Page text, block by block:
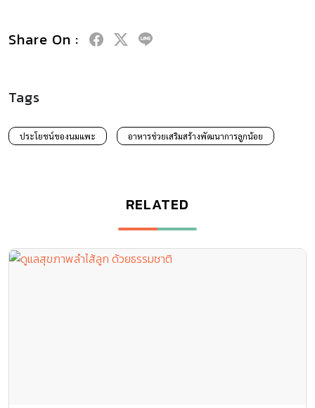
Share On :
Tags
ประโยชน์ของนมแพะ อาหารช่วยเสริมสร้างพัฒนาการลูกน้อย
RELATED